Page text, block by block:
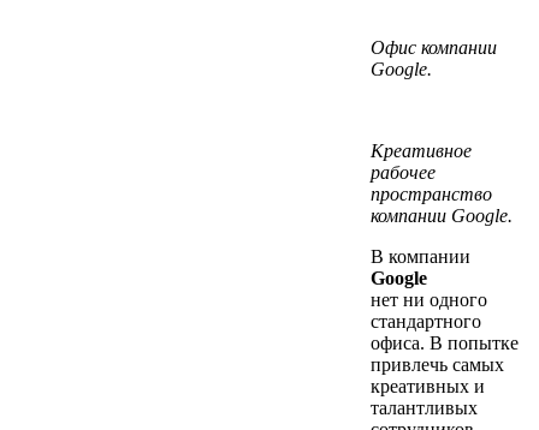
Офис компании
Google.
Креативное
рабочее
пространство
компании Google.
В компании
Google
нет ни одного
стандартного
офиса. В попытке
привлечь самых
креативных и
талантливых